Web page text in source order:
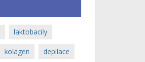
laktobacily
kolagen depilace